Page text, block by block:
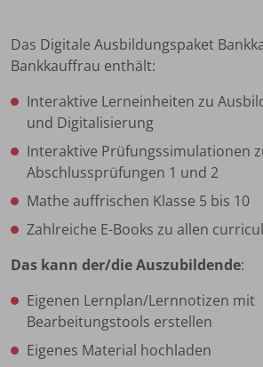
Das Digitale Ausbildungspaket
Bankkauffrau enthält:
Interaktive Lerneinheiten zu
und Digitalisierung
Interaktive Prüfungssimulationen
Abschlussprüfungen 1 und 2
Mathe auffrischen Klasse 5 bis 10
Zahlreiche E-Books zu allen
Das kann der/die Auszubildende:
Eigenen Lernplan/Lernnotizen mit
Bearbeitungstools erstellen
Eigenes Material hochladen